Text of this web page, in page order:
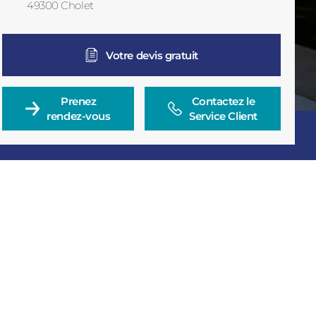
Consulter
49300 Cholet
Votre devis gratuit
Prenez
rendez-vous
Contactez le
Service Client